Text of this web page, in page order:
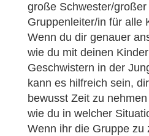
große Schwester/großer
Gruppenleiter/in für alle
Wenn du dir genauer
wie du mit deinen
Geschwistern in der
kann es hilfreich sein,
bewusst Zeit zu
wie du in welcher
Wenn ihr die Gruppe zu